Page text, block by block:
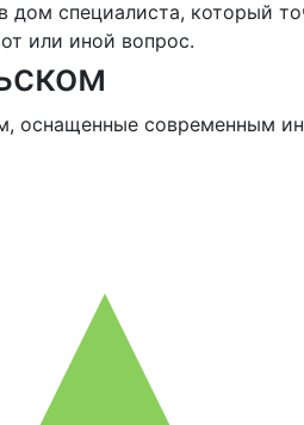
специалиста, который
или иной вопрос.
оснащенные современным